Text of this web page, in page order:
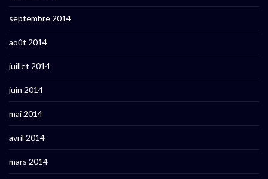
septembre 2014
août 2014
juillet 2014
juin 2014
mai 2014
avril 2014
mars 2014